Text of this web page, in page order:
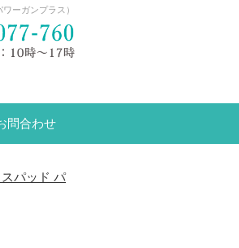
ーガンプラス）
問合わせ
パッド パ